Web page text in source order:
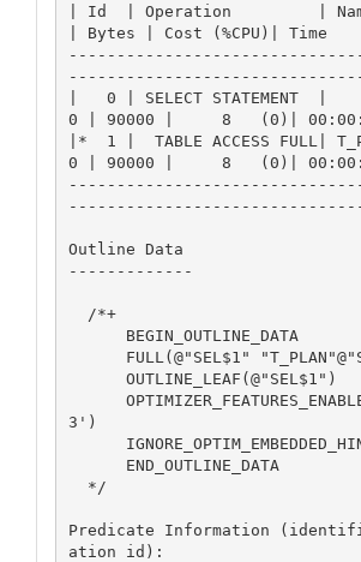
| Id  | Operation         |
| Bytes | Cost (%CPU)| Time
|   0 | SELECT STATEMENT
0 | 90000 |     8   (0)|
|*  1 |  TABLE ACCESS FULL|
0 | 90000 |     8   (0)|
Outline Data
-------------
3')
Predicate Information
ation id):